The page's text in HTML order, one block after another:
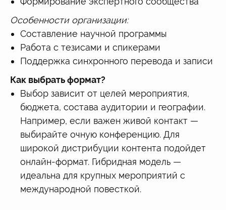
Особенности организации:
Составление научной программы
Работа с тезисами и спикерами
Поддержка синхронного перевода и записи
Как выбрать формат?
Выбор зависит от целей мероприятия,
бюджета, состава аудитории и географии.
Например, если важен живой контакт —
выбирайте очную конференцию. Для
широкой дистрибуции контента подойдет
онлайн-формат. Гибридная модель —
идеальна для крупных мероприятий с
международной повесткой.